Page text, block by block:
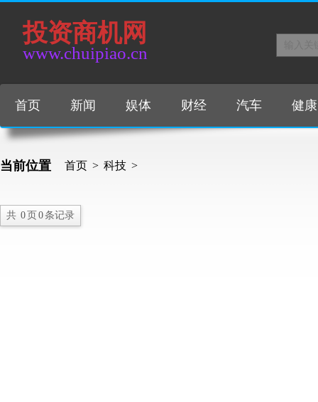
投资商机网
www.chuipiao.cn
首页 新闻 娱体 财经 汽车 健康
当前位置 首页 > 科技 >
共 0 页 0条记录